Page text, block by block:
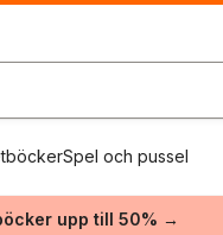
Spel och pussel
upp till 50% →